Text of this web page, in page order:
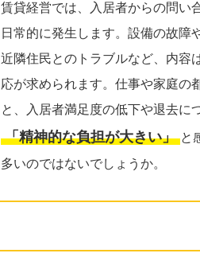
賃貸経営では、入居者からの問い
日常的に発生します。設備の故障
近隣住民とのトラブルなど、内容
応が求められます。仕事や家庭の
と、入居者満足度の低下や退去に
「精神的な負担が大きい」 と
多いのではないでしょうか。